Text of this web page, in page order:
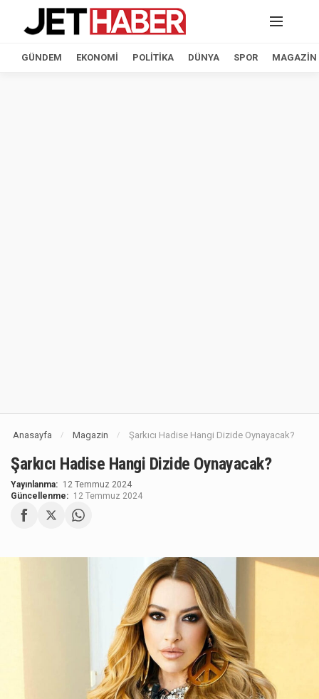
GÜNDEM EKONOMI POLITIKA DÜNYA SPOR MAGAZIN
Anasayfa / Magazin / Şarkıcı Hadise Hangi Dizide Oynayacak?
Şarkıcı Hadise Hangi Dizide Oynayacak?
Yayınlanma: 12 Temmuz 2024
Güncellenme: 12 Temmuz 2024